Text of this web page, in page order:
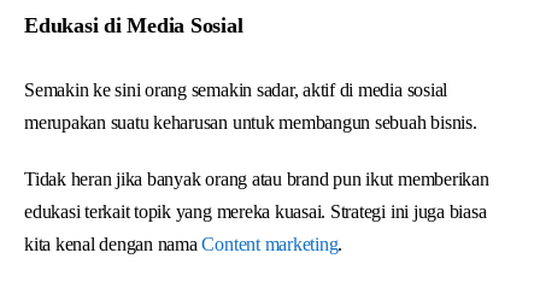
Edukasi di Media Sosial
Semakin ke sini orang semakin sadar, aktif di media sosial
merupakan suatu keharusan untuk membangun sebuah bisnis.
Tidak heran jika banyak orang atau brand pun ikut memberikan
edukasi terkait topik yang mereka kuasai. Strategi ini juga biasa
kita kenal dengan namaContent marketing.